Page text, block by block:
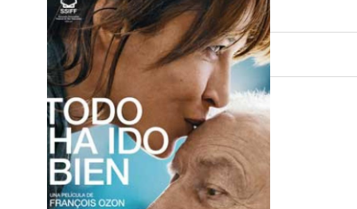
Guió:
François Ozon
Intèrprets:
Sophie Marceau
André Dussollier
Géraldine Pailhas
Hanna Schygulla
Charlotte Rampling
Grégory Gadebois
Éric Caravaca